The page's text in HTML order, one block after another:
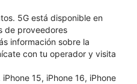
5G está disponible en
de proveedores
información sobre la
con tu operador y visita
15, iPhone 16, iPhone